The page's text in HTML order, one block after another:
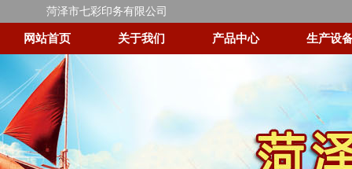
菏泽市七彩印务有限公司
网站首页 关于我们 产品中心 生产设